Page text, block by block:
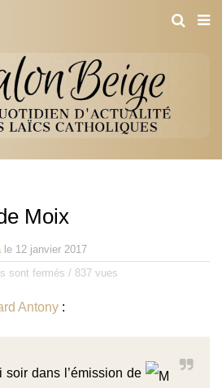
Moix
le 12 janvier 2017
sont fermés / 837 vues
Antony :
soir dans l’émission de